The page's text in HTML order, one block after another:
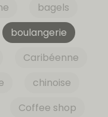
bagels
boulangerie
Caribéenne
chinoise
Coffee shop